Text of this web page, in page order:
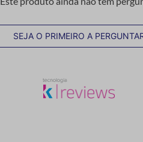
SEJA O PRIMEIRO A